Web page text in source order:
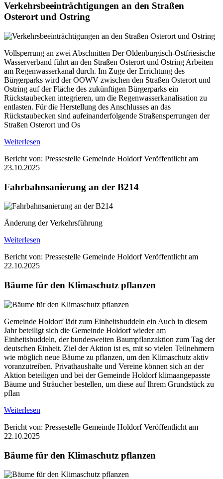
Verkehrsbeeinträchtigungen an den Straßen
Osterort und Ostring
Vollsperrung an zwei Abschnitten Der Oldenburgisch-Ostfriesische
Wasserverband führt an den Straßen Osterort und Ostring Arbeiten
am Regenwasserkanal durch. Im Zuge der Errichtung des
Bürgerparks wird der OOWV zwischen den Straßen Osterort und
Ostring auf der Fläche des zukünftigen Bürgerparks ein
Rückstaubecken integrieren, um die Regenwasserkanalisation zu
entlasten. Für die Herstellung des Anschlusses an das
Rückstaubecken sind aufeinanderfolgende Straßensperrungen der
Straßen Osterort und Os
Weiterlesen
Bericht von: Pressestelle Gemeinde Holdorf Veröffentlicht am
23.10.2025
Fahrbahnsanierung an der B214
Änderung der Verkehrsführung
Weiterlesen
Bericht von: Pressestelle Gemeinde Holdorf Veröffentlicht am
22.10.2025
Bäume für den Klimaschutz pflanzen
Gemeinde Holdorf lädt zum Einheitsbuddeln ein Auch in diesem
Jahr beteiligt sich die Gemeinde Holdorf wieder am
Einheitsbuddeln, der bundesweiten Baumpflanzaktion zum Tag der
deutschen Einheit. Ziel der Aktion ist es, mit so vielen Teilnehmern
wie möglich neue Bäume zu pflanzen, um den Klimaschutz aktiv
voranzutreiben. Privathaushalte und Vereine können sich an der
Aktion beteiligen und bei der Gemeinde Holdorf klimaangepasste
Bäume und Sträucher bestellen, um diese auf Ihrem Grundstück zu
pflan
Weiterlesen
Bericht von: Pressestelle Gemeinde Holdorf Veröffentlicht am
22.10.2025
Bäume für den Klimaschutz pflanzen